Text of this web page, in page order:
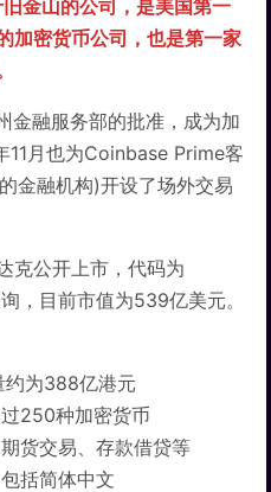
金山的公司，是美国第一
加密货币公司，也是第一家
金融服务部的批准，成为加
11月也为Coinbase Prime客
金融机构)开设了场外交易
克公开上市，代码为
，目前市值为539亿美元。
约为388亿港元
250种加密货币
货交易、存款借贷等
括简体中文